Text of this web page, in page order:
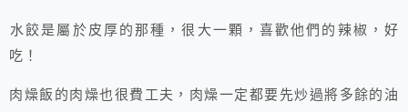
水餃是屬於皮厚的那種，很大一顆，喜歡他們的辣椒，好
吃！
肉燥飯的肉燥也很費工夫，肉燥一定都要先炒過將多餘的油